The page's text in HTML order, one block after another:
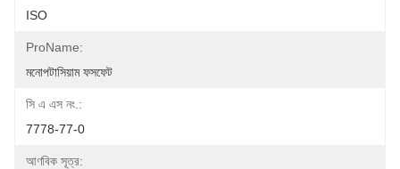
ISO
ProName:
মনোপটাসিয়াম ফসফেট
সি এ এস নং.:
7778-77-0
আণবিক সূত্র: